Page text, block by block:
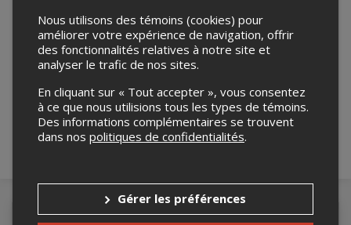
Merci de confirmer que vous n'êtes pas un
Nous utilisons des témoins (cookies) pour
améliorer votre expérience de navigation, offrir
des fonctionnalités relatives à notre site et
analyser le trafic de nos sites.
En cliquant sur « Tout accepter », vous consentez
à ce que nous utilisions tous les types de témoins.
Des informations complémentaires se trouvent
dans nos politiques de confidentialités.
Gérer les préférences